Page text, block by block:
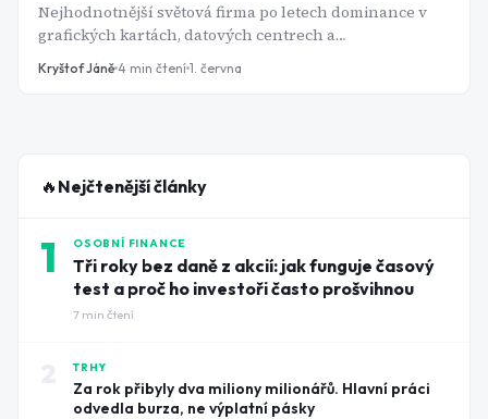
Nejhodnotnější světová firma po letech dominance v
grafických kartách, datových centrech a
akcelerátorech pro umělou inteligenci vstupuje i do
světa osobních počítačů. Nový čip RTX Spark má
Kryštof Jáně 4 min čtení 1. června
🔥 Nejčtenější články
1 OSOBNÍ FINANCE
Tři roky bez daně z akcií: jak funguje časový
test a proč ho investoři často prošvihnou
7 min čtení
TRHY
Za rok přibyly dva miliony milionářů. Hlavní práci
odvedla burza, ne výplatní pásky